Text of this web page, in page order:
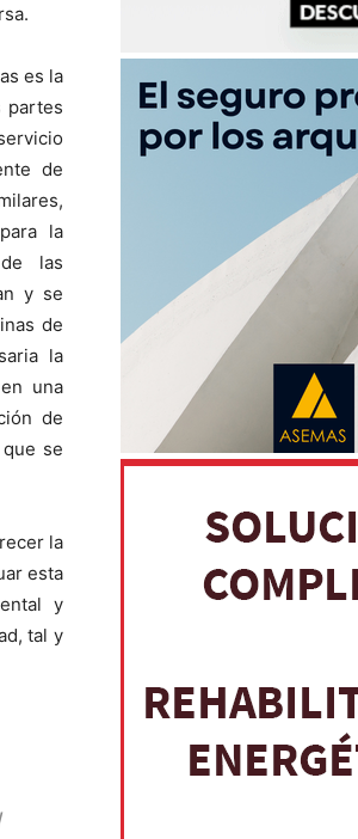
es la
partes
de
la
las
y se
de
la
una
de
se
la
esta
y
tal y